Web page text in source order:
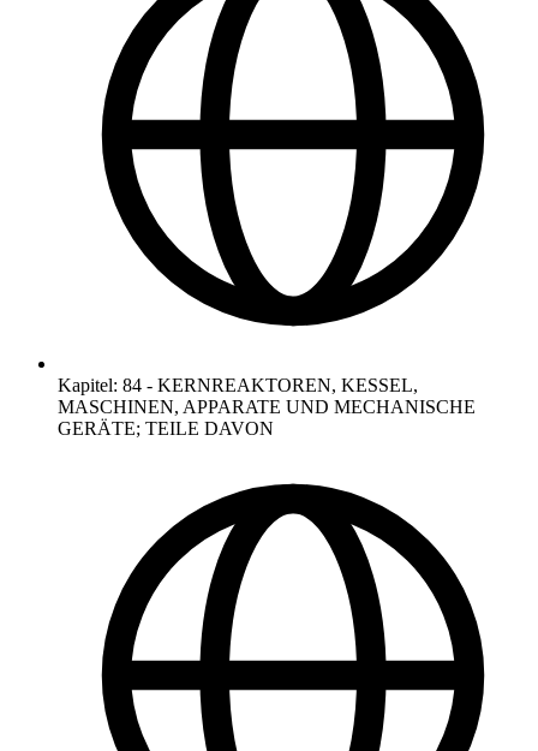
Kapitel: 84 - KERNREAKTOREN, KESSEL,
MASCHINEN, APPARATE UND MECHANISCHE
GERÄTE; TEILE DAVON